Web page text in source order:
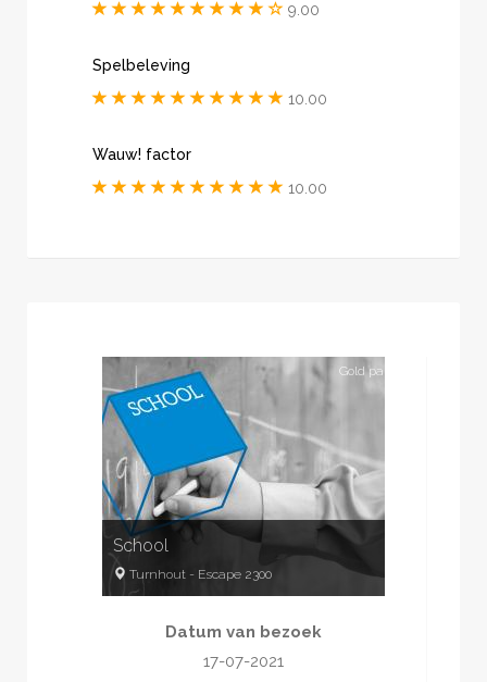
9.00
Spelbeleving
10.00
Wauw! factor
10.00
Gold partner
School
Turnhout- Escape 2300
Spannend
Datum van bezoek
17-07-2021